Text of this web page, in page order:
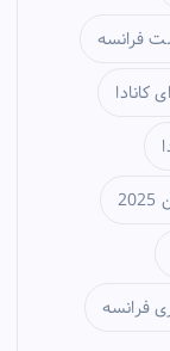
فرانسه
کانادا
فرانسه